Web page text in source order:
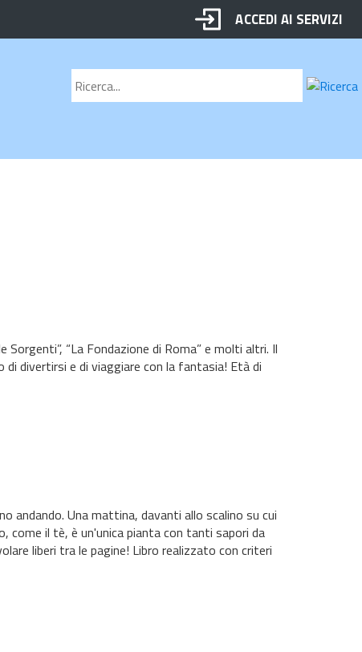
ACCEDI AI SERVIZI
Motore
Sorgenti”, “La Fondazione di Roma” e molti altri. Il
divertirsi e di viaggiare con la fantasia! Età di
andando. Una mattina, davanti allo scalino su cui
come il tè, è un'unica pianta con tanti sapori da
liberi tra le pagine! Libro realizzato con criteri